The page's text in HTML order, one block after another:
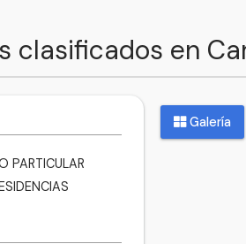
clasificados en
PARTICULAR
Galería